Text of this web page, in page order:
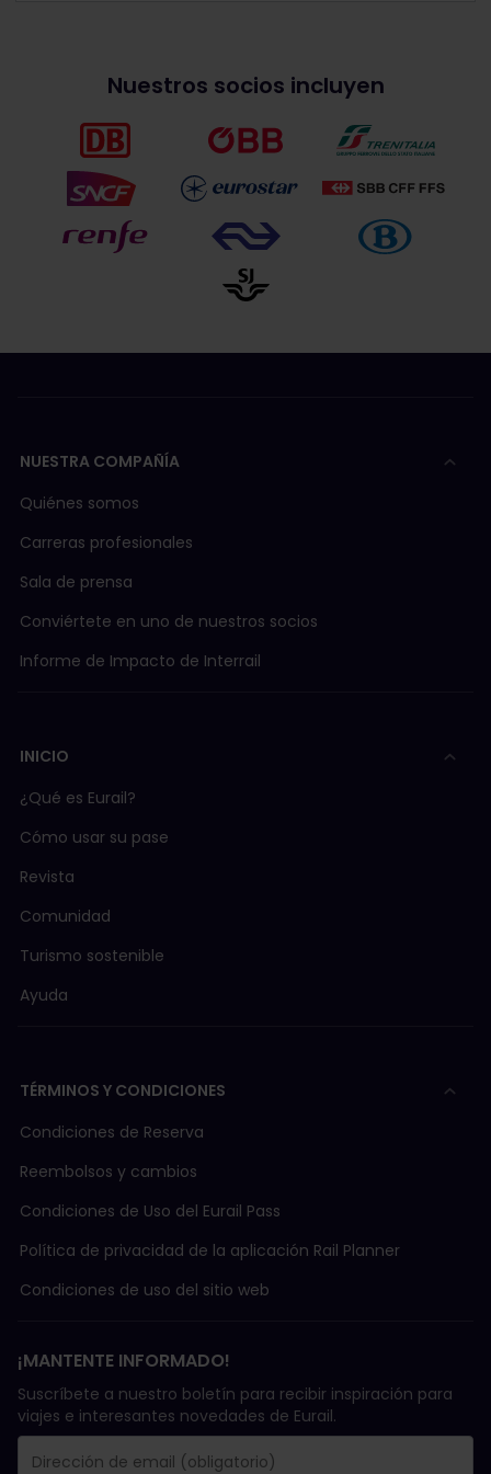
Nuestros socios incluyen
NUESTRA COMPAÑÍA
Quiénes somos
Carreras profesionales
Sala de prensa
Conviértete en uno de nuestros socios
Informe de Impacto de Interrail
INICIO
¿Qué es Eurail?
Cómo usar su pase
Revista
Comunidad
Turismo sostenible
Ayuda
TÉRMINOS Y CONDICIONES
Condiciones de Reserva
Reembolsos y cambios
Condiciones de Uso del Eurail Pass
Política de privacidad de la aplicación Rail Planner
Condiciones de uso del sitio web
¡MANTENTE INFORMADO!
Suscríbete a nuestro boletín para recibir inspiración para
viajes e interesantes novedades de Eurail.